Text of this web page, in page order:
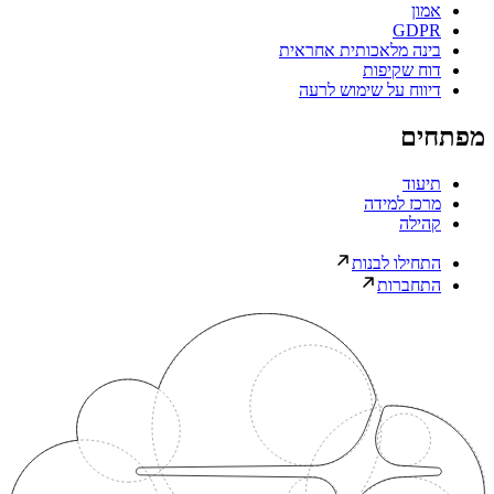
אמון
GDPR
בינה מלאכותית אחראית
דוח שקיפות
דיווח על שימוש לרעה
מפתחים
תיעוד
מרכז למידה
קהילה
התחילו לבנות
התחברות